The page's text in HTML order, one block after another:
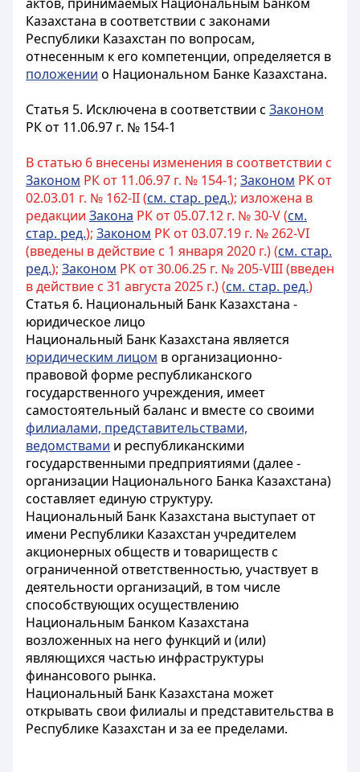
Казахстана в соответствии с законами
Республики Казахстан по вопросам,
отнесенным к его компетенции, определяется в
положении о Национальном Банке Казахстана.
Статья 5. Исключена в соответствии с Законом
РК от 11.06.97 г. № 154-1
В статью 6 внесены изменения в соответствии с
Законом РК от 11.06.97 г. № 154-1; Законом РК от
02.03.01 г. № 162-II (см. стар. ред.); изложена в
редакции Закона РК от 05.07.12 г. № 30-V (см.
стар. ред.); Законом РК от 03.07.19 г. № 262-VI
(введены в действие с 1 января 2020 г.) (см. стар.
ред.); Законом РК от 30.06.25 г. № 205-VIII (введен
в действие с 31 августа 2025 г.) (см. стар. ред.)
Статья 6. Национальный Банк Казахстана -
юридическое лицо
Национальный Банк Казахстана является
юридическим лицом в организационно-
правовой форме республиканского
государственного учреждения, имеет
самостоятельный баланс и вместе со своими
филиалами, представительствами,
ведомствами и республиканскими
государственными предприятиями (далее -
организации Национального Банка Казахстана)
составляет единую структуру.
Национальный Банк Казахстана выступает от
имени Республики Казахстан учредителем
акционерных обществ и товариществ с
ограниченной ответственностью, участвует в
деятельности организаций, в том числе
способствующих осуществлению
Национальным Банком Казахстана
возложенных на него функций и (или)
являющихся частью инфраструктуры
финансового рынка.
Национальный Банк Казахстана может
открывать свои филиалы и представительства в
Республике Казахстан и за ее пределами.